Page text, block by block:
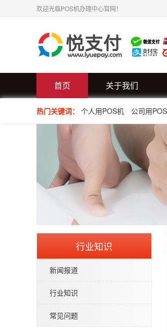
欢迎光临POS机办理中心官网！
首页 关于我们
热门关键词： 个人用POS机 公司用
行业知识
新闻报道
行业知识
常见问题